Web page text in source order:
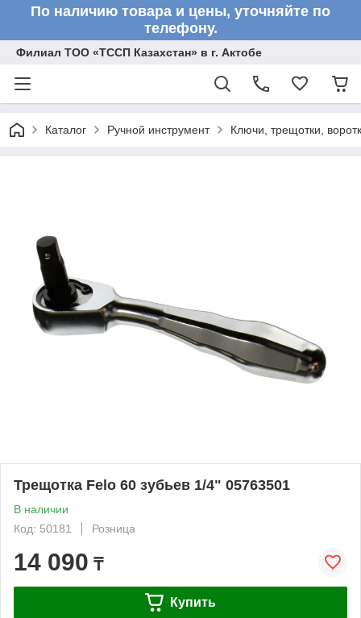
По наличию товара и цены, уточняйте по
телефону.
Филиал ТОО «ТССП Казахстан» в г. Актобе
Каталог Ручной инструмент Ключи, трещотки,
Трещотка Felo 60 зубьев 1/4" 05763501
В наличии
Код: 50181
Розница
14 090 ₸
Купить